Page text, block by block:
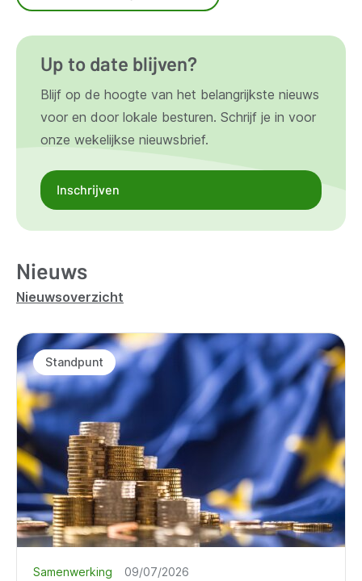
Up to date blijven?
Blijf op de hoogte van het belangrijkste nieuws
voor en door lokale besturen. Schrijf je in voor
onze wekelijkse nieuwsbrief.
Inschrijven
Nieuws
Nieuwsoverzicht
Standpunt
Samenwerking 09/07/2026